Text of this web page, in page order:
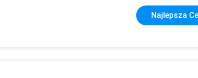
Najlepsza